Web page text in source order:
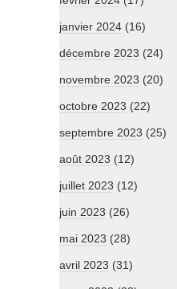
janvier 2024 (16)
décembre 2023 (24)
novembre 2023 (20)
octobre 2023 (22)
septembre 2023 (25)
août 2023 (12)
juillet 2023 (12)
juin 2023 (26)
mai 2023 (28)
avril 2023 (31)